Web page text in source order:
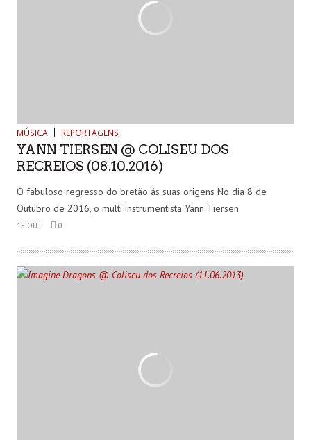
MÚSICA REPORTAGENS
YANN TIERSEN @ COLISEU DOS
RECREIOS (08.10.2016)
O fabuloso regresso do bretão ás suas origens No dia 8 de
Outubro de 2016, o multi instrumentista Yann Tiersen
15 OUT 0